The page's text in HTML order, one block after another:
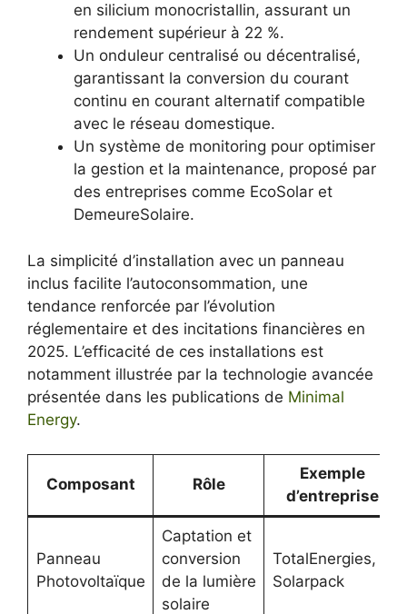
en silicium monocristallin, assurant un
rendement supérieur à 22 %.
Un onduleur centralisé ou décentralisé,
garantissant la conversion du courant
continu en courant alternatif compatible
avec le réseau domestique.
Un système de monitoring pour optimiser
la gestion et la maintenance, proposé par
des entreprises comme EcoSolar et
DemeureSolaire.
La simplicité d’installation avec un panneau
inclus facilite l’autoconsommation, une
tendance renforcée par l’évolution
réglementaire et des incitations financières en
2025. L’efficacité de ces installations est
notamment illustrée par la technologie avancée
présentée dans les publications de Minimal
Energy.
Composant Rôle
Exemple
d’entreprise
Panneau
Photovoltaïque
Captation et
conversion
de la lumière
solaire
TotalEnergies,
Solarpack